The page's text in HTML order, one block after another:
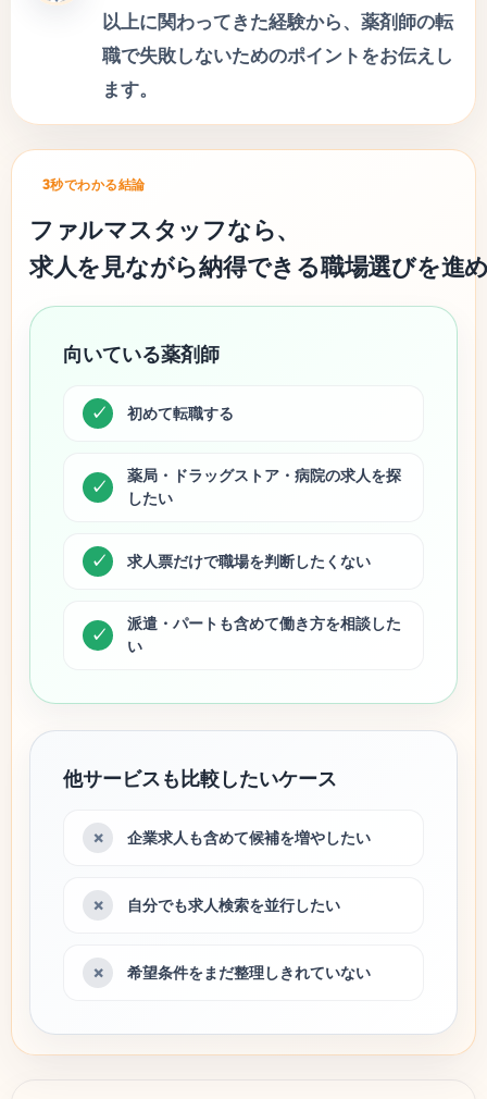
以上に関わってきた経験から、薬剤師の転
職で失敗しないためのポイントをお伝えし
ます。
3秒でわかる結論
ファルマスタッフなら、
求人を見ながら納得できる職場選びを進
向いている薬剤師
初めて転職する
薬局・ドラッグストア・病院の求人を探
したい
求人票だけで職場を判断したくない
派遣・パートも含めて働き方を相談した
い
他サービスも比較したいケース
企業求人も含めて候補を増やしたい
自分でも求人検索を並行したい
希望条件をまだ整理しきれていない